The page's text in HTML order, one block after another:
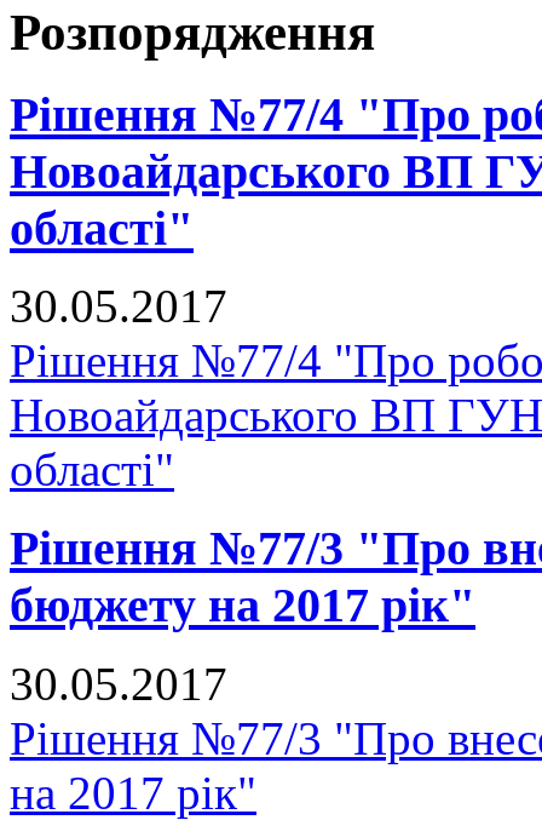
Розпорядження
Рішення №77/4 "Про
Новоайдарського ВП
області"
30.05.2017
Рішення №77/4 "Про
Новоайдарського ВП
області"
Рішення №77/3 "Про
бюджету на 2017 рік"
30.05.2017
Рішення №77/3 "Про
на 2017 рік"